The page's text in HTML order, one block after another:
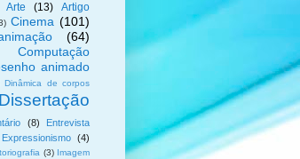
Arte (13)
Artigo
Cinema (101)
(64)
Computação
animado
Dinâmica de corpos
Dissertação
(8)
Entrevista
Expressionismo (4)
(3) Imagem